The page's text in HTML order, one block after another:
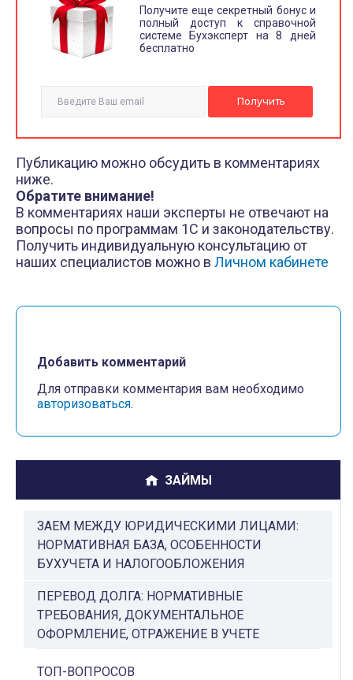
Получите еще секретный бонус и
полный доступ к справочной
системе Бухэксперт на 8 дней
бесплатно
Публикацию можно обсудить в комментариях
ниже.
Обратите внимание!
В комментариях наши эксперты не отвечают на
вопросы по программам 1С и законодательству.
Получить индивидуальную консультацию от
наших специалистов можно в Личном кабинете
Добавить комментарий
Для отправки комментария вам необходимо
авторизоваться.
ЗАЙМЫ
ЗАЕМ МЕЖДУ ЮРИДИЧЕСКИМИ ЛИЦАМИ:
НОРМАТИВНАЯ БАЗА, ОСОБЕННОСТИ
БУХУЧЕТА И НАЛОГООБЛОЖЕНИЯ
ПЕРЕВОД ДОЛГА: НОРМАТИВНЫЕ
ТРЕБОВАНИЯ, ДОКУМЕНТАЛЬНОЕ
ОФОРМЛЕНИЕ, ОТРАЖЕНИЕ В УЧЕТЕ
БЕСПРОЦЕНТНЫЙ ЗАЕМ ОТ УЧРЕДИТЕЛЯ:
ТОП-ВОПРОСОВ